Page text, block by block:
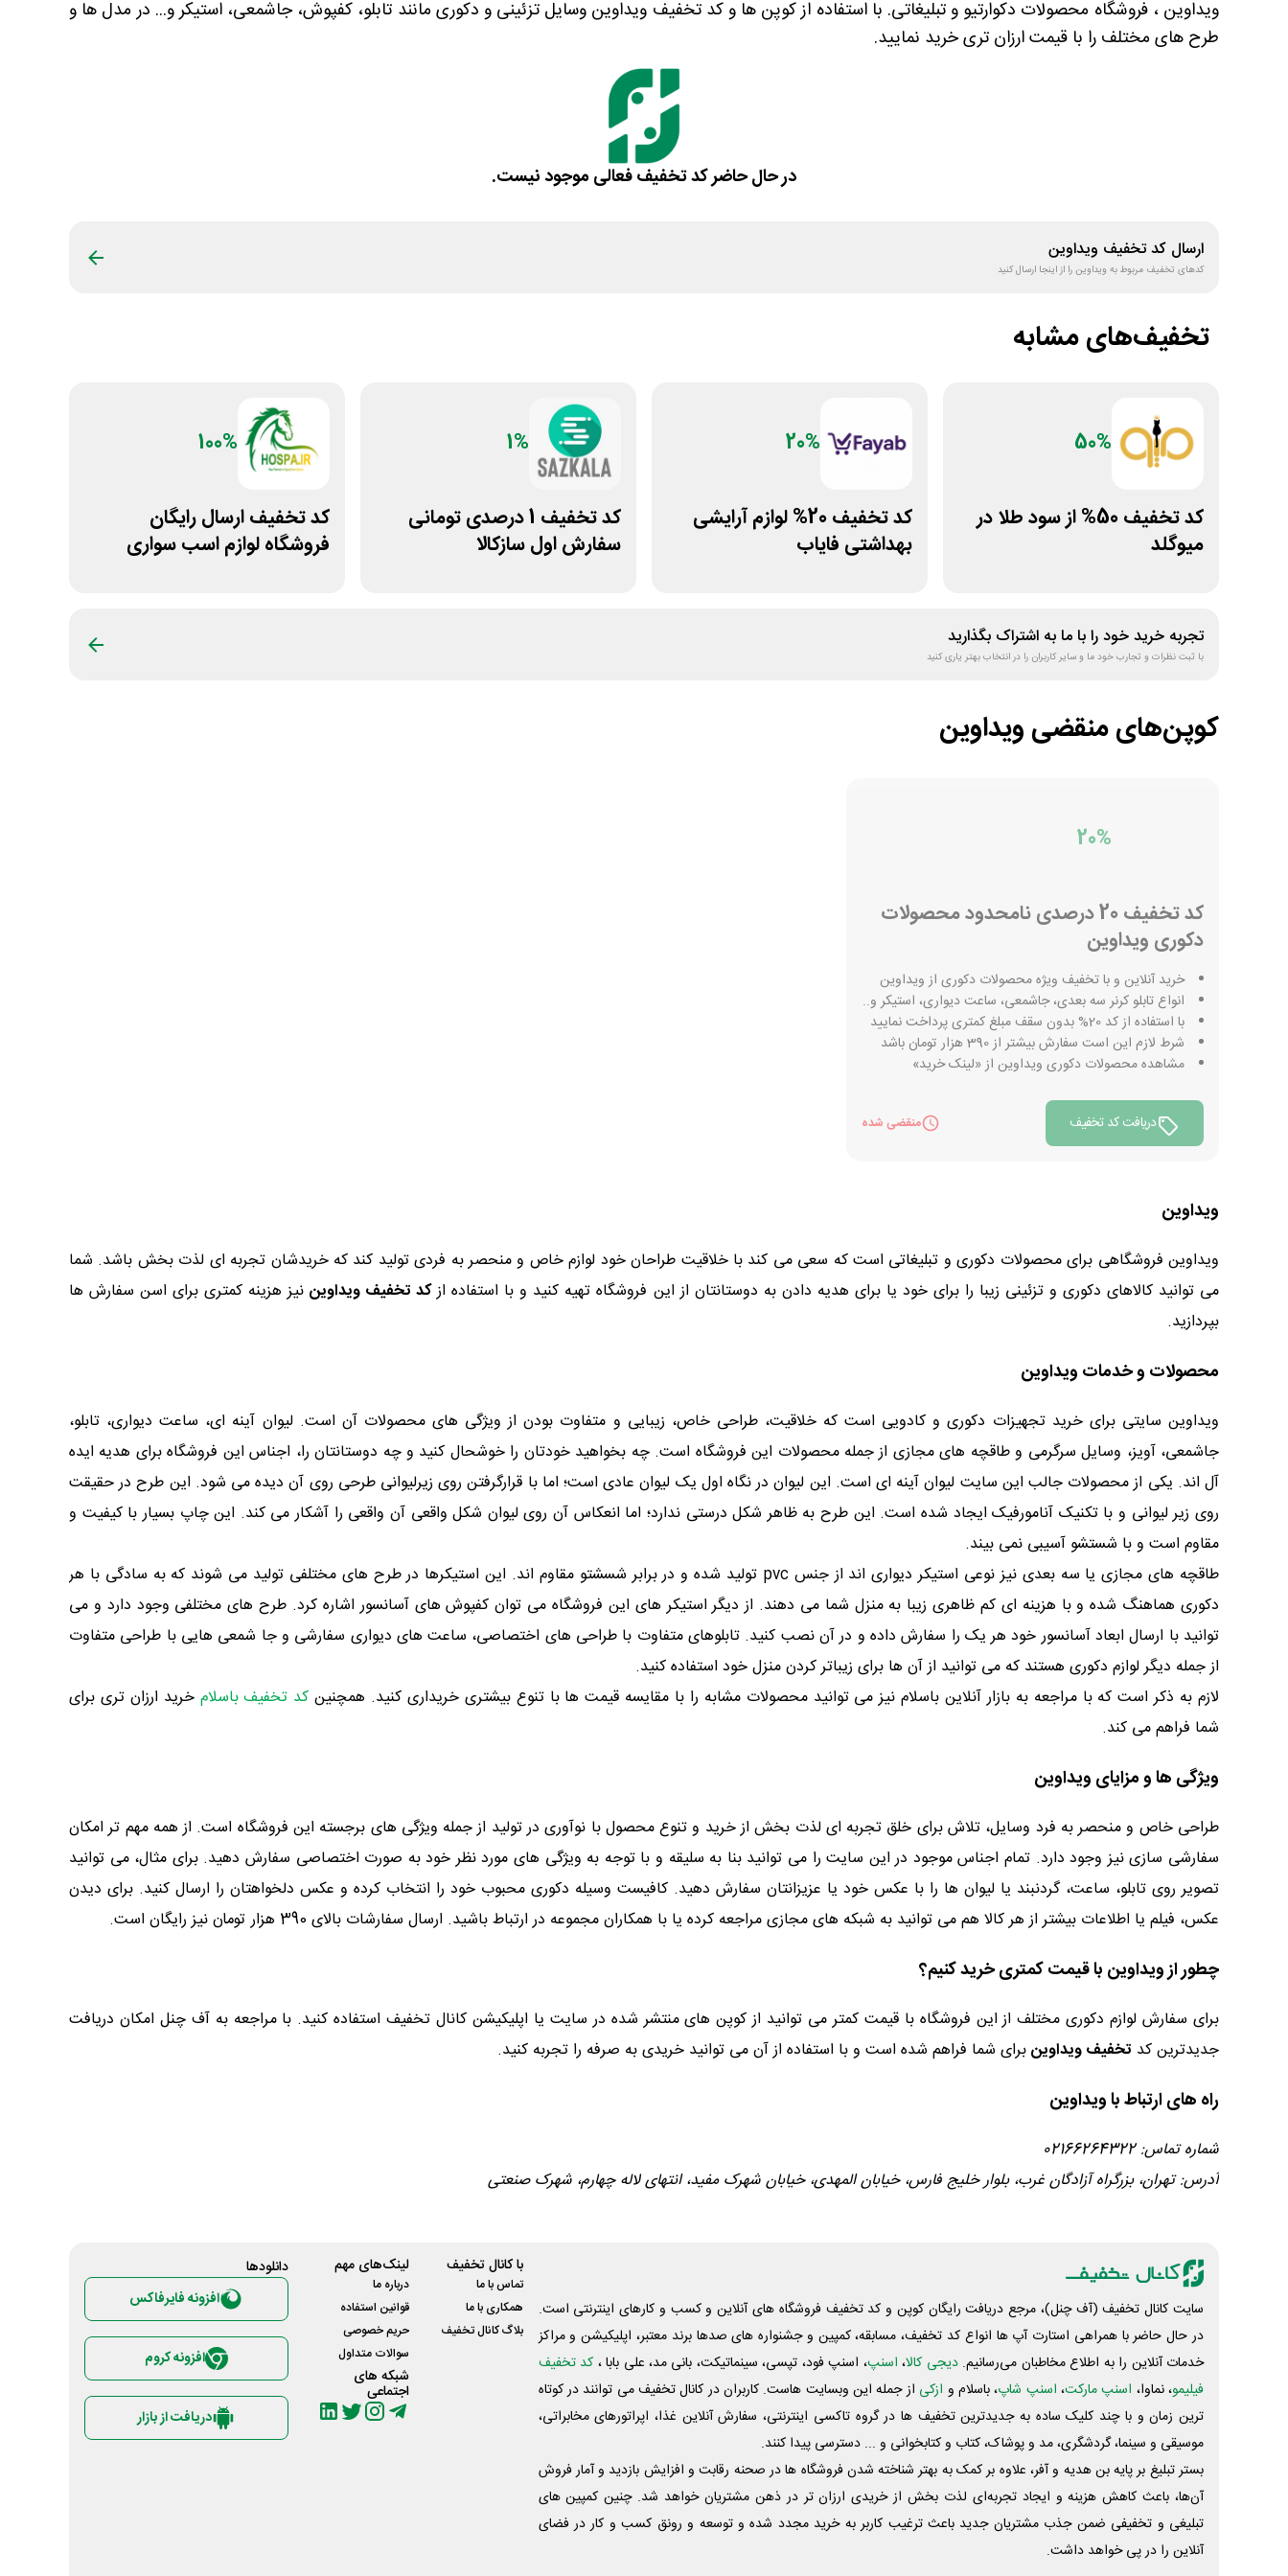
ویداوین ، فروشگاه محصولات دکوارتیو و تبلیغاتی. با استفاده از کوپن ها و کد تخفیف ویداوین وسایل تزئینی و دکوری مانند تابلو، کفپوش، جاشمعی، استیکر و... در مدل ها و
طرح های مختلف را با قیمت ارزان تری خرید نمایید.
در حال حاضر کد تخفیف فعالی موجود نیست.
ارسال کد تخفیف ویداوین
کدهای تخفیف مربوط به ویداوین را از اینجا ارسال کنید
تخفیف‌های مشابه
50%
کد تخفیف 50% از سود طلا در
میوگلد
20%
کد تخفیف 20% لوازم آرایشی
بهداشتی فایاب
1%
کد تخفیف 1 درصدی تومانی
سفارش اول سازکالا
100%
کد تخفیف ارسال رایگان
فروشگاه لوازم اسب سواری
تجربه خرید خود را با ما به اشتراک بگذارید
با ثبت نظرات و تجارب خود ما و سایر کاربران را در انتخاب بهتر یاری کنید
کوپن‌های منقضیویداوین
20%
کد تخفیف 20 درصدی نامحدود محصولات
دکوری ویداوین
خرید آنلاین و با تخفیف ویژه محصولات دکوری از ویداوین
انواع تابلو کرنر سه بعدی، جاشمعی، ساعت دیواری، استیکر و..
با استفاده از کد 20% بدون سقف مبلغ کمتری پرداخت نمایید
شرط لازم این است سفارش بیشتر از 390 هزار تومان باشد
مشاهده محصولات دکوری ویداوین از «لینک خرید»
دریافت کد تخفیف منقضی شده
ویداوین
ویداوین فروشگاهی برای محصولات دکوری و تبلیغاتی است که سعی می کند با خلاقیت طراحان خود لوازم خاص و منحصر به فردی تولید کند که خریدشان تجربه ای لذت بخش باشد. شما
می توانید کالاهای دکوری و تزئینی زیبا را برای خود یا برای هدیه دادن به دوستانتان از این فروشگاه تهیه کنید و با استفاده ازکد تخفیف ویداویننیز هزینه کمتری برای اسن سفارش ها
بپردازید.
محصولات و خدمات ویداوین
ویداوین سایتی برای خرید تجهیزات دکوری و کادویی است که خلاقیت، طراحی خاص، زیبایی و متفاوت بودن از ویژگی های محصولات آن است. لیوان آینه ای، ساعت دیواری، تابلو،
جاشمعی، آویز، وسایل سرگرمی و طاقچه های مجازی از جمله محصولات این فروشگاه است. چه بخواهید خودتان را خوشحال کنید و چه دوستانتان را، اجناس این فروشگاه برای هدیه ایده
آل اند. یکی از محصولات جالب این سایت لیوان آینه ای است. این لیوان در نگاه اول یک لیوان عادی است؛ اما با قرارگرفتن روی زیرلیوانی طرحی روی آن دیده می شود. این طرح در حقیقت
روی زیر لیوانی و با تکنیک آنامورفیک ایجاد شده است. این طرح به ظاهر شکل درستی ندارد؛ اما انعکاس آن روی لیوان شکل واقعی آن واقعی را آشکار می کند. این چاپ بسیار با کیفیت و
مقاوم است و با شستشو آسیبی نمی بیند.
طاقچه های مجازی یا سه بعدی نیز نوعی استیکر دیواری اند از جنس pvc تولید شده و در برابر شسشتو مقاوم اند. این استیکرها در طرح های مختلفی تولید می شوند که به سادگی با هر
دکوری هماهنگ شده و با هزینه ای کم ظاهری زیبا به منزل شما می دهند. از دیگر استیکر های این فروشگاه می توان کفپوش های آسانسور اشاره کرد. طرح های مختلفی وجود دارد و می
توانید با ارسال ابعاد آسانسور خود هر یک را سفارش داده و در آن نصب کنید. تابلوهای متفاوت با طراحی های اختصاصی، ساعت های دیواری سفارشی و جا شمعی هایی با طراحی متفاوت
از جمله دیگر لوازم دکوری هستند که می توانید از آن ها برای زیباتر کردن منزل خود استفاده کنید.
لازم به ذکر است که با مراجعه به بازار آنلاین باسلام نیز می توانید محصولات مشابه را با مقایسه قیمت ها با تنوع بیشتری خریداری کنید. همچنین کد تخفیف باسلام خرید ارزان تری برای
شما فراهم می کند.
ویژگی ها و مزایای ویداوین
طراحی خاص و منحصر به فرد وسایل، تلاش برای خلق تجربه ای لذت بخش از خرید و تنوع محصول با نوآوری در تولید از جمله ویژگی های برجسته این فروشگاه است. از همه مهم تر امکان
سفارشی سازی نیز وجود دارد. تمام اجناس موجود در این سایت را می توانید بنا به سلیقه و با توجه به ویژگی های مورد نظر خود به صورت اختصاصی سفارش دهید. برای مثال، می توانید
تصویر روی تابلو، ساعت، گردنبند یا لیوان ها را با عکس خود یا عزیزانتان سفارش دهید. کافیست وسیله دکوری محبوب خود را انتخاب کرده و عکس دلخواهتان را ارسال کنید. برای دیدن
عکس، فیلم یا اطلاعات بیشتر از هر کالا هم می توانید به شبکه های مجازی مراجعه کرده یا با همکاران مجموعه در ارتباط باشید. ارسال سفارشات بالای 390 هزار تومان نیز رایگان است.
چطور از ویداوین با قیمت کمتری خرید کنیم؟
برای سفارش لوازم دکوری مختلف از این فروشگاه با قیمت کمتر می توانید از کوپن های منتشر شده در سایت یا اپلیکیشن کانال تخفیف استفاده کنید. با مراجعه به آف چنل امکان دریافت
جدیدترین کد تخفیف ویداوینبرای شما فراهم شده است و با استفاده از آن می توانید خریدی به صرفه را تجربه کنید.
راه های ارتباط با ویداوین
شماره تماس: 02166264322
آدرس: تهران، بزرگراه آزادگان غرب، بلوار خلیج فارس، خیابان المهدی، خیابان شهرک مفید، انتهای لاله چهارم، شهرک صنعتی
سایت کانال تخفیف (آف چنل)، مرجع دریافت رایگان کوپن و کد تخفیف فروشگاه های آنلاین و کسب و‌ کارهای اینترنتی است.
در حال حاضر با همراهی استارت آپ ها انواع کد تخفیف، مسابقه، کمپین و جشنواره های صدها برند معتبر، اپلیکیشن و مراکز
خدمات آنلاین را به اطلاع مخاطبان می‌رسانیم. دیجی کالا، اسنپ، اسنپ فود، تپسی، سینماتیکت، بانی مد، علی‌ بابا ، کد تخفیف
فیلیمو، نماوا، اسنپ مارکت، اسنپ شاپ، باسلام و ازکی از جمله این وبسایت ‌هاست. کاربران در کانال تخفیف می توانند در کوتاه
ترین زمان و با چند کلیک ساده به جدیدترین تخفیف ها در گروه تاکسی اینترنتی، سفارش آنلاین غذا، اپراتورهای مخابراتی،
موسیقی و سینما، گردشگری، مد و پوشاک، کتاب و کتابخوانی و ... دسترسی پیدا کنند.
بستر تبلیغ بر پایه بن هدیه و آفر، علاوه بر کمک به بهتر شناخته شدن فروشگاه ها در صحنه رقابت و افزایش بازدید و آمار فروش
آن‌ها، باعث کاهش هزینه و ایجاد تجربه‌ای لذت بخش از خریدی ارزان تر در ذهن مشتریان خواهد شد. چنین کمپین های
تبلیغی و تخفیفی ضمن جذب مشتریان جدید باعث ترغیب کاربر به خرید مجدد شده و توسعه و رونق کسب و کار در فضای
آنلاین را در پی خواهد داشت.
با کانال تخفیف
تماس با ما
همکاری با ما
بلاگ کانال تخفیف
لینک‌های مهم
درباره ما
قوانین استفاده
حریم خصوصی
سوالات متداول
شبکه های
اجتماعی
دانلود‌ها
افزونه فایرفاکس
افزونه کروم
دریافت از بازار